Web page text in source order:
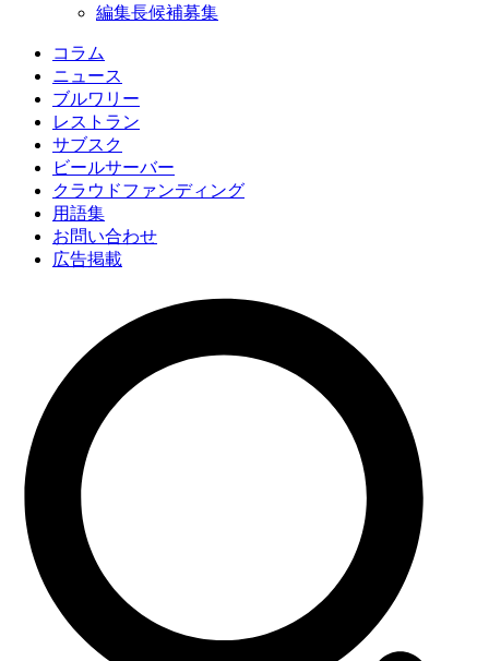
編集長候補募集
コラム
ニュース
ブルワリー
レストラン
サブスク
ビールサーバー
クラウドファンディング
用語集
お問い合わせ
広告掲載